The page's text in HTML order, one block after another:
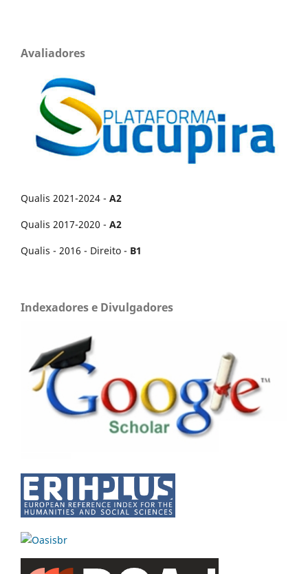
Avaliadores
Qualis 2021-2024 - A2
Qualis 2017-2020 - A2
Qualis - 2016 - Direito - B1
Indexadores e Divulgadores